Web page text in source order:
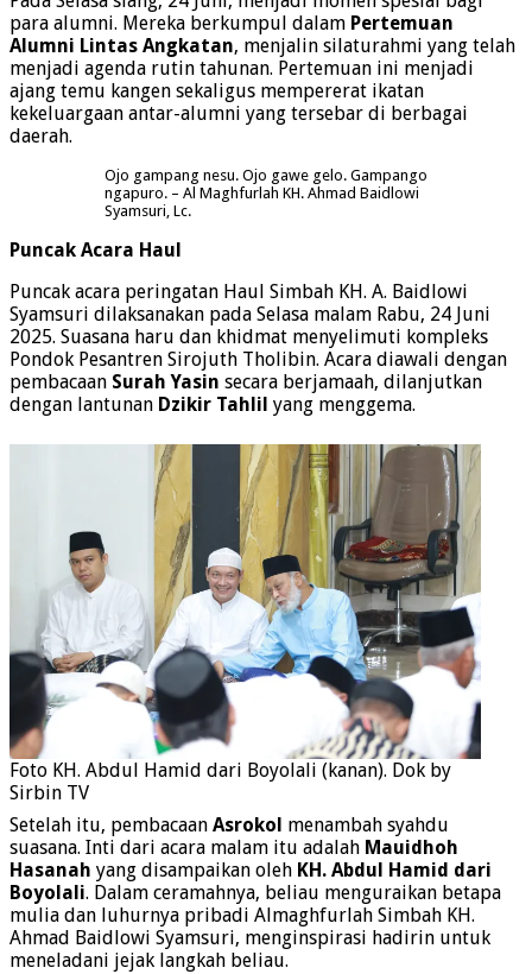
para alumni. Mereka berkumpul dalam Pertemuan
Alumni Lintas Angkatan, menjalin silaturahmi yang telah
menjadi agenda rutin tahunan. Pertemuan ini menjadi
ajang temu kangen sekaligus mempererat ikatan
kekeluargaan antar-alumni yang tersebar di berbagai
daerah.
Ojo gampang nesu. Ojo gawe gelo. Gampango
ngapuro. – Al Maghfurlah KH. Ahmad Baidlowi
Syamsuri, Lc.
Puncak Acara Haul
Puncak acara peringatan Haul Simbah KH. A. Baidlowi
Syamsuri dilaksanakan pada Selasa malam Rabu, 24 Juni
2025. Suasana haru dan khidmat menyelimuti kompleks
Pondok Pesantren Sirojuth Tholibin. Acara diawali dengan
pembacaan Surah Yasin secara berjamaah, dilanjutkan
dengan lantunan Dzikir Tahlil yang menggema.
Foto KH. Abdul Hamid dari Boyolali (kanan). Dok by
Sirbin TV
Setelah itu, pembacaan Asrokol menambah syahdu
suasana. Inti dari acara malam itu adalah Mauidhoh
Hasanah yang disampaikan oleh KH. Abdul Hamid dari
Boyolali. Dalam ceramahnya, beliau menguraikan betapa
mulia dan luhurnya pribadi Almaghfurlah Simbah KH.
Ahmad Baidlowi Syamsuri, menginspirasi hadirin untuk
meneladani jejak langkah beliau.